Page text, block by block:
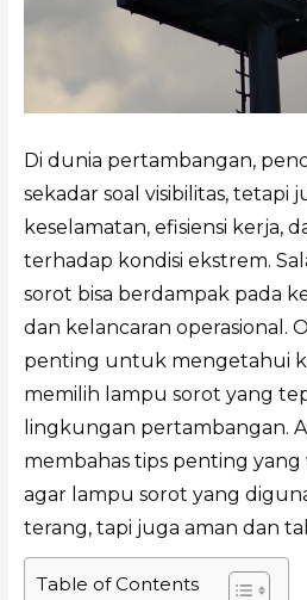
Di dunia pertambangan,
sekadar soal visibilitas, tetapi
keselamatan, efisiensi kerja,
terhadap kondisi ekstrem.
sorot bisa berdampak pada
dan kelancaran operasional.
penting untuk mengetahui
memilih lampu sorot yang
lingkungan pertambangan.
membahas tips penting
agar lampu sorot yang
terang, tapi juga aman dan
Table of Contents